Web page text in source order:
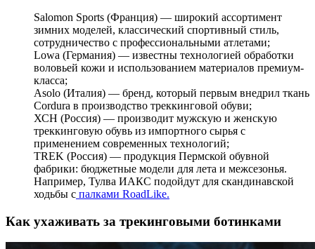
Salomon Sports (Франция) — широкий ассортимент
зимних моделей, классический спортивный стиль,
сотрудничество с профессиональными атлетами;
Lowa (Германия) — известны технологией обработки
воловьей кожи и использованием материалов премиум-
класса;
Asolo (Италия) — бренд, который первым внедрил ткань
Cordura в производство треккинговой обуви;
ХСН (Россия) — производит мужскую и женскую
треккинговую обувь из импортного сырья с
применением современных технологий;
TREK (Россия) — продукция Пермской обувной
фабрики: бюджетные модели для лета и межсезонья.
Например, Тулва ИАКС подойдут для скандинавской
ходьбы с палками RoadLike.
Как ухаживать за трекинговыми ботинками